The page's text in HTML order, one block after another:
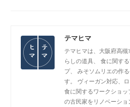
テマヒマ
テマヒマは、大阪府高
らしの道具、 食に関す
プ、 みそソムリエの作
す。 ヴィーガン対応、
食に関するワークショ
の古民家をリノベーショ